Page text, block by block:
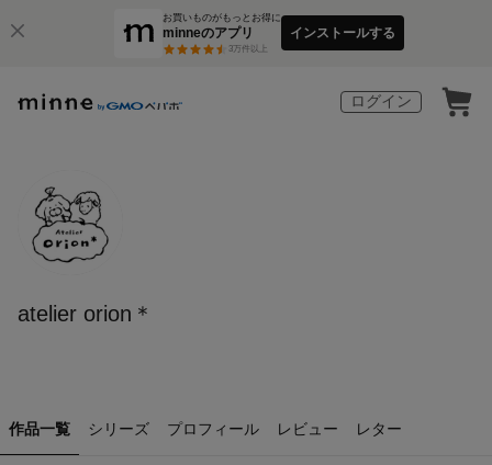
お買いものがもっとお得に
minneのアプリ
3万件以上
インストールする
ログイン
atelier orion＊
作品一覧 シリーズ プロフィール レビュー レター